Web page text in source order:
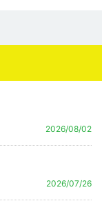
2026/08/02
2026/07/26